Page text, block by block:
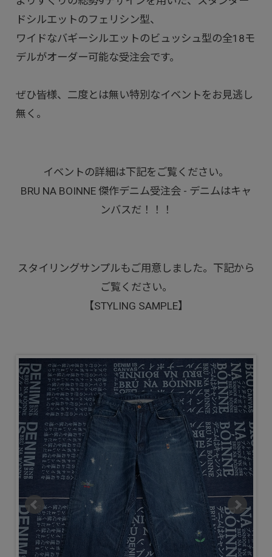
ドシルエットのフェリシン型、
ワイドなバギーシルエットのビュッシュ型の全18モ
デルがオーダー可能な受注会です。
ぜひ皆様、二度とは無い特別なイベントをお見逃し
無く。
イベントの詳細は下記をご覧ください。
BRU NA BOINNE 傑作デニム受注会 - デニムはキャ
ンバスだ！！！
スタイリングサンプルもご用意しました。下記から
ご覧ください。
【STYLING SAMPLE】